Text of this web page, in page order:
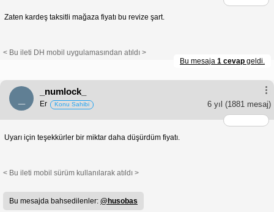
Zaten kardeş taksitli mağaza fiyatı bu revize şart.
< Bu ileti DH mobil uygulamasından atıldı >
Bu mesaja 1 cevap geldi.
_numlock_
6 yıl (1881 mesaj)
Er Konu Sahibi
Uyarı için teşekkürler bir miktar daha düşürdüm fiyatı.
< Bu ileti mobil sürüm kullanılarak atıldı >
Bu mesajda bahsedilenler: @husobas